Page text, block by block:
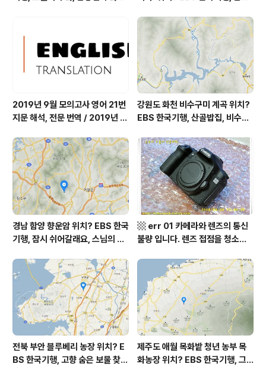
한 곳, 영양읍 상원리. KBS 인간극
장 임분노미 할머니
군 최기순 씨 캠핑장 펜션 어디? /
강원도 홍천군 가볼 만한 곳, (구)
까르돈, kbs 인간극장
2019년 9월 모의고사 영어 21번
지문 해석, 전문 번역 / 2019년 9
역, 평가원 2019년 고3 9월 영어
영역 외국어영역 전문 해석, Engli
sh to Korean translation
강원도 화천 비수구미 계곡 위치?
EBS 한국기행, 산골밥집, 비수구
부 화천군 비수구미 낙타민박 어
디? / 강원도 화천군 가볼 만한 곳
비수구미 마을, 파로호
경남 함양 향운암 위치? EBS 한국
기행, 잠시 쉬어갈래요, 스님의 어
상남도 함양군 가볼 만한 곳, 용추
계곡 향운암 명천스님, 덕유산 황
석산 거망산 기백산
▩ err 01 카메라와 렌즈의 통신
불량 입니다. 렌즈 접점을 청소하
전북 부안 블루베리 농장 위치? E
BS 한국기행, 고향 숨은 보물 찾
제주도 애월 목화밭 청년 농부 목
화농장 위치? EBS 한국기행, 그